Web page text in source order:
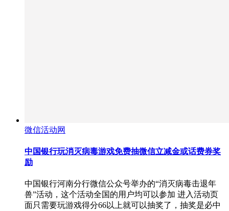
微信活动网
中国银行玩消灭病毒游戏免费抽微信立减金或话费券奖
励
中国银行河南分行微信公众号举办的“消灭病毒击退年
兽”活动，这个活动全国的用户均可以参加 进入活动页
面只需要玩游戏得分66以上就可以抽奖了，抽奖是必中